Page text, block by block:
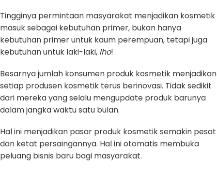
Tingginya permintaan masyarakat menjadikan kosmetik
masuk sebagai kebutuhan primer, bukan hanya
kebutuhan primer untuk kaum perempuan, tetapi juga
kebutuhan untuk laki-laki, lho!
Besarnya jumlah konsumen produk kosmetik menjadikan
setiap produsen kosmetik terus berinovasi. Tidak sedikit
dari mereka yang selalu mengupdate produk barunya
dalam jangka waktu satu bulan.
Hal ini menjadikan pasar produk kosmetik semakin pesat
dan ketat persaingannya. Hal ini otomatis membuka
peluang bisnis baru bagi masyarakat.